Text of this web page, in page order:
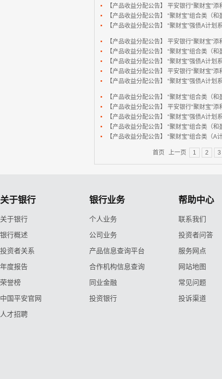
【产品收益分配公告】
平安银行“聚财宝”
【产品收益分配公告】
“聚财宝”组合类（
【产品收益分配公告】
“聚财宝”强债A计划
【产品收益分配公告】
平安银行“聚财宝”
【产品收益分配公告】
“聚财宝”组合类（
【产品收益分配公告】
“聚财宝”强债A计划
【产品收益分配公告】
平安银行“聚财宝”
【产品收益分配公告】
“聚财宝”强债A计划
【产品收益分配公告】
“聚财宝”组合类（
【产品收益分配公告】
平安银行“聚财宝”
【产品收益分配公告】
“聚财宝”强债A计划
【产品收益分配公告】
“聚财宝”组合类（
【产品收益分配公告】
“聚财宝”组合类（A
3
2
1
上一页
首页
关于银行
关于银行
银行概述
投资者关系
年度报告
荣誉榜
中国平安官网
人才招聘
银行业务
个人业务
公司业务
产品信息查询平台
合作机构信息查询
同业金融
投资银行
帮助中心
联系我们
投资者问答
服务网点
网站地图
常见问题
投诉渠道